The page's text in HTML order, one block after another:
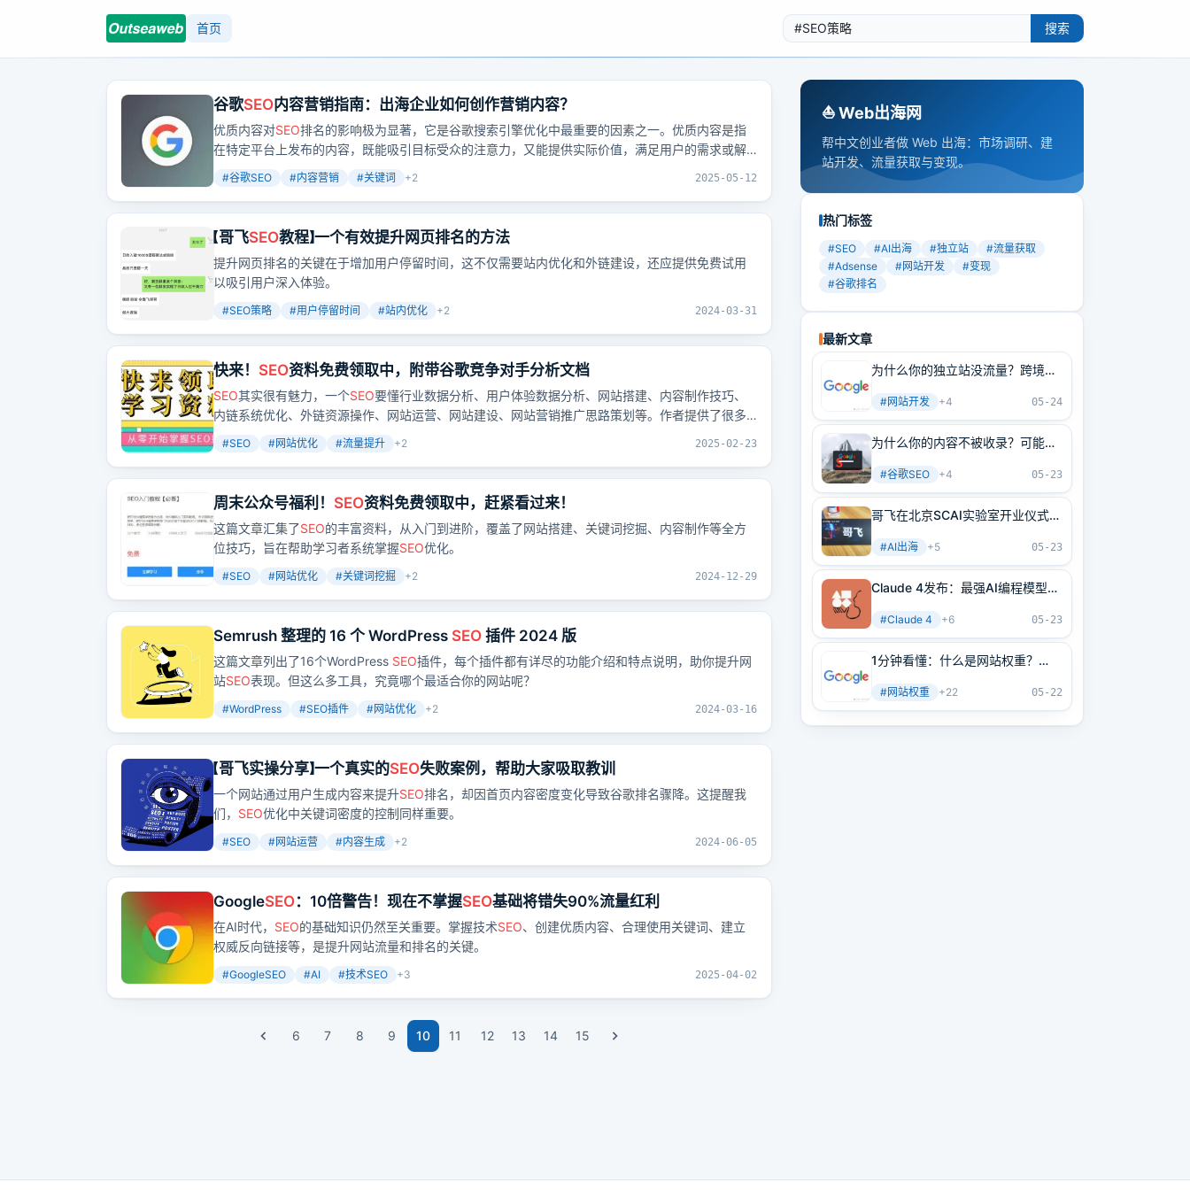
首页 搜索
谷歌SEO内容营销指南：出海企业如何创作营销内容？
优质内容对SEO排名的影响极为显著，它是谷歌搜索引擎优化中最重要的因素之一。优质内容是指
在特定平台上发布的内容，既能吸引目标受众的注意力，又能提供实际价值，满足用户的需求或解
决用户的问题。
#谷歌SEO #内容营销 #关键词 +2 2025-05-12
【哥飞SEO教程】一个有效提升网页排名的方法
提升网页排名的关键在于增加用户停留时间，这不仅需要站内优化和外链建设，还应提供免费试用
以吸引用户深入体验。
#SEO策略 #用户停留时间 #站内优化 +2 2024-03-31
快来！ SEO资料免费领取中，附带谷歌竞争对手分析文档
SEO其实很有魅力，一个SEO要懂行业数据分析、用户体验数据分析、网站搭建、内容制作技巧、
内链系统优化、外链资源操作、网站运营、网站建设、网站营销推广思路策划等。作者提供了很多
资料，包括视频教程、文档、交流群等，还有谷歌竞争对手分析文档。
#SEO #网站优化 #流量提升 +2 2025-02-23
周末公众号福利！ SEO资料免费领取中，赶紧看过来！
这篇文章汇集了SEO的丰富资料，从入门到进阶，覆盖了网站搭建、关键词挖掘、内容制作等全方
位技巧，旨在帮助学习者系统掌握SEO优化。
#SEO #网站优化 #关键词挖掘 +2 2024-12-29
Semrush 整理的 16 个 WordPress SEO 插件 2024 版
这篇文章列出了16个WordPress SEO插件，每个插件都有详尽的功能介绍和特点说明，助你提升网
站SEO表现。但这么多工具，究竟哪个最适合你的网站呢？
#WordPress #SEO插件 #网站优化 +2 2024-03-16
【哥飞实操分享】一个真实的SEO失败案例，帮助大家吸取教训
一个网站通过用户生成内容来提升SEO排名，却因首页内容密度变化导致谷歌排名骤降。这提醒我
们， SEO优化中关键词密度的控制同样重要。
#SEO #网站运营 #内容生成 +2 2024-06-05
GoogleSEO：10倍警告！现在不掌握SEO基础将错失90%流量红利
在AI时代， SEO的基础知识仍然至关重要。掌握技术SEO、创建优质内容、合理使用关键词、建立
权威反向链接等，是提升网站流量和排名的关键。
#GoogleSEO #AI #技术SEO +3 2025-04-02
6 7 8 9 10 11 12 13 14 15
⛵️ Web出海网
帮中文创业者做 Web 出海：市场调研、建
站开发、流量获取与变现。
热门标签
#SEO #AI出海 #独立站 #流量获取
#Adsense #网站开发 #变现
#谷歌排名
最新文章
为什么你的独立站没流量？跨境卖
#网站开发 +4 05-24
为什么你的内容不被收录？可能是
方法
#谷歌SEO +4 05-23
哥飞在北京SCAI实验室开业仪式上
#AI出海 +5 05-23
Claude 4发布：最强AI编程模型
#Claude 4 +6 05-23
1分钟看懂：什么是网站权重？
南（原创不易）
#网站权重 +22 05-22